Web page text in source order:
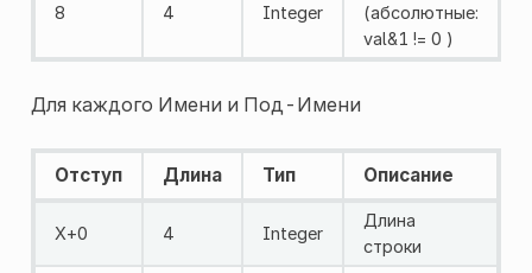
8 4 Integer
(абсолютные:
val&1 != 0 )
Для каждого Имени и Под-Имени
Отступ Длина Тип Описание
X+0 4 Integer
Длина
строки